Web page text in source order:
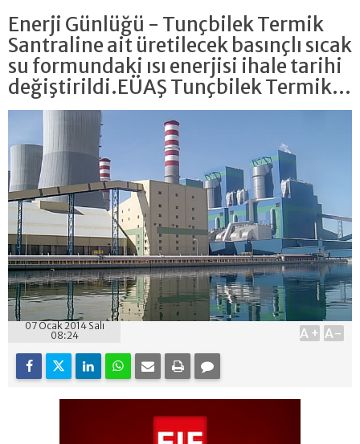
Enerji Günlüğü - Tunçbilek Termik
Santraline ait üretilecek basınçlı sıcak
su formundaki ısı enerjisi ihale tarihi
değiştirildi.EÜAŞ Tunçbilek Termik...
07 Ocak 2014 Salı
08:24
A+ A-